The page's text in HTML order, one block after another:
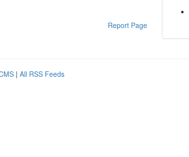
Report Page
| All RSS Feeds